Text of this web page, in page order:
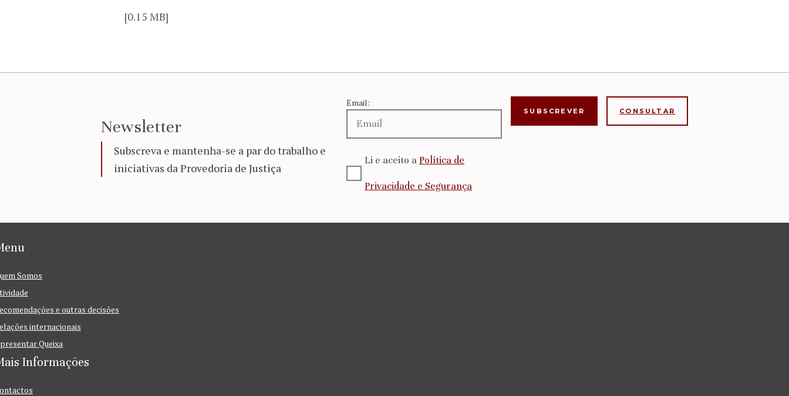
[0.15 MB]
Newsletter
Subscreva e mantenha-se a par do trabalho e
iniciativas da Provedoria de Justiça
Email:
Li e aceito a Política de
Privacidade e Segurança
CONSULTAR
Somos
e outras decisões
internacionais
Queixa
Informações